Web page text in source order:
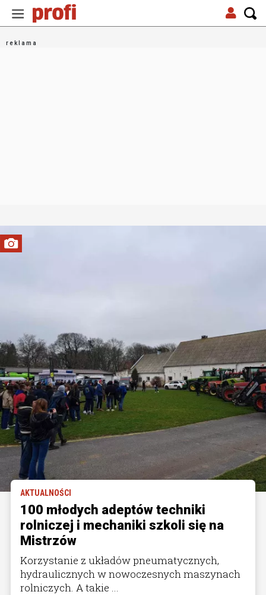
AKTUALNOŚCI
100 młodych adeptów techniki
rolniczej i mechaniki szkoli się na
Mistrzów
Korzystanie z układów pneumatycznych,
hydraulicznych w nowoczesnych maszynach
rolniczych. A takie ...